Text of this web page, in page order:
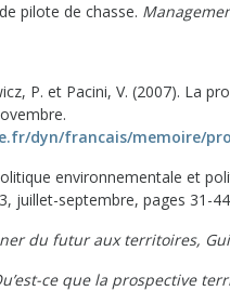
pilote de chasse.
P. et Pacini, V. (2007). La
dyn/francais/memoire/
environnementale et
juillet-septembre, pages 31-
du futur aux territoires,
ce que la prospective